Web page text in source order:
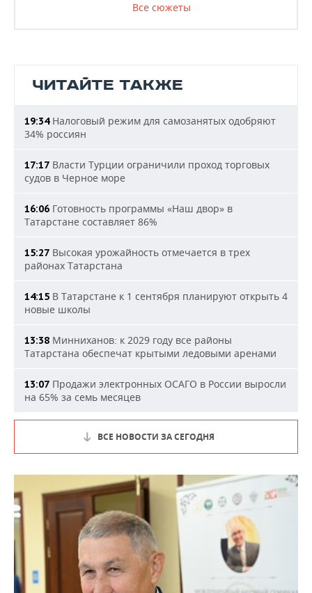
Все сюжеты
ЧИТАЙТЕ ТАКЖЕ
19:34Налоговый режим для самозанятых одобряют
34% россиян
17:17 Власти Турции ограничили проход торговых
судов в Черное море
16:06 Готовность программы «Наш двор» в
Татарстане составляет 86%
15:27 Высокая урожайность отмечается в трех
районах Татарстана
14:15 В Татарстане к 1 сентября планируют открыть 4
новые школы
13:38 Минниханов: к 2029 году все районы
Татарстана обеспечат крытыми ледовыми аренами
13:07 Продажи электронных ОСАГО в России выросли
на 65% за семь месяцев
ВСЕ НОВОСТИ ЗА СЕГОДНЯ